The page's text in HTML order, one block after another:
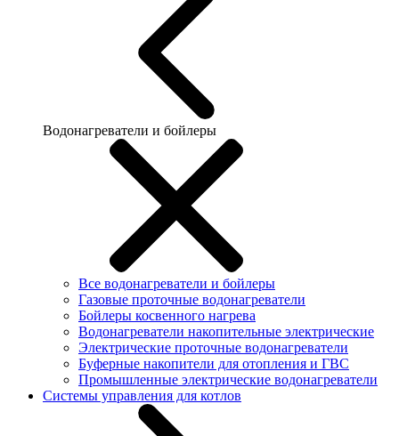
Водонагреватели и бойлеры
Все водонагреватели и бойлеры
Газовые проточные водонагреватели
Бойлеры косвенного нагрева
Водонагреватели накопительные электрические
Электрические проточные водонагреватели
Буферные накопители для отопления и ГВС
Промышленные электрические водонагреватели
Системы управления для котлов